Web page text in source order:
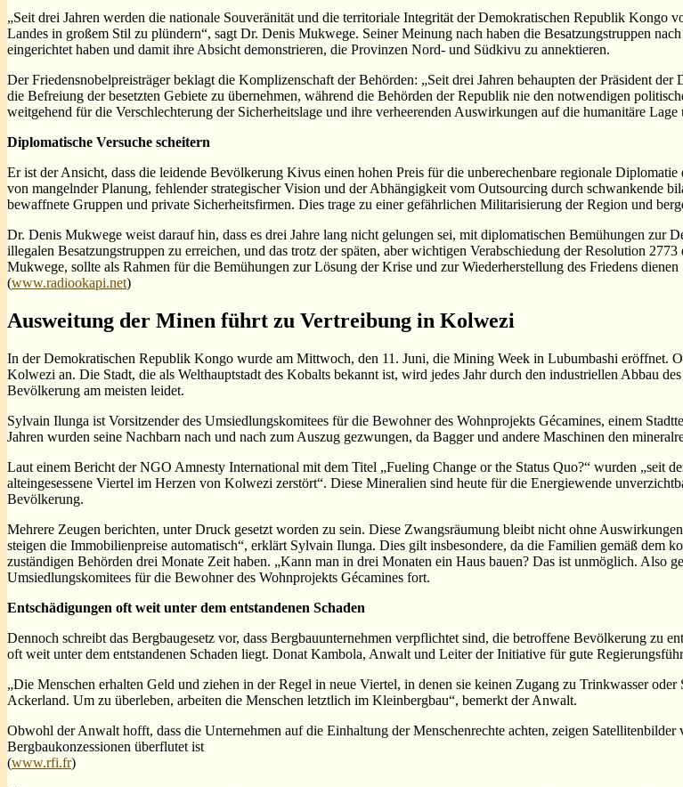
„Seit drei Jahren werden die nationale Souveränität und die territoriale Integrität der Demokratischen Republik Kongo
Landes in großem Stil zu plündern“, sagt Dr. Denis Mukwege. Seiner Meinung nach haben die Besatzungstruppen
eingerichtet haben und damit ihre Absicht demonstrieren, die Provinzen Nord- und Südkivu zu annektieren.
Der Friedensnobelpreisträger beklagt die Komplizenschaft der Behörden: „Seit drei Jahren behaupten der Präsident
die Befreiung der besetzten Gebiete zu übernehmen, während die Behörden der Republik nie den notwendigen
weitgehend für die Verschlechterung der Sicherheitslage und ihre verheerenden Auswirkungen auf die humanitäre
Diplomatische Versuche scheitern
Er ist der Ansicht, dass die leidende Bevölkerung Kivus einen hohen Preis für die unberechenbare regionale
von mangelnder Planung, fehlender strategischer Vision und der Abhängigkeit vom Outsourcing durch schwankende
bewaffnete Gruppen und private Sicherheitsfirmen. Dies trage zu einer gefährlichen Militarisierung der Region und
Dr. Denis Mukwege weist darauf hin, dass es drei Jahre lang nicht gelungen sei, mit diplomatischen Bemühungen zur
illegalen Besatzungstruppen zu erreichen, und das trotz der späten, aber wichtigen Verabschiedung der Resolution
Mukwege, sollte als Rahmen für die Bemühungen zur Lösung der Krise und zur Wiederherstellung des Friedens dienen
(www.radiookapi.net)
Ausweitung der Minen führt zu Vertreibung in Kolwezi
In der Demokratischen Republik Kongo wurde am Mittwoch, den 11. Juni, die Mining Week in Lubumbashi eröffnet.
Kolwezi an. Die Stadt, die als Welthauptstadt des Kobalts bekannt ist, wird jedes Jahr durch den industriellen Abbau
Bevölkerung am meisten leidet.
Sylvain Ilunga ist Vorsitzender des Umsiedlungskomitees für die Bewohner des Wohnprojekts Gécamines, einem
Jahren wurden seine Nachbarn nach und nach zum Auszug gezwungen, da Bagger und andere Maschinen den
Laut einem Bericht der NGO Amnesty International mit dem Titel „Fueling Change or the Status Quo?“ wurden „seit
alteingesessene Viertel im Herzen von Kolwezi zerstört“. Diese Mineralien sind heute für die Energiewende
Bevölkerung.
Mehrere Zeugen berichten, unter Druck gesetzt worden zu sein. Diese Zwangsräumung bleibt nicht ohne
steigen die Immobilienpreise automatisch“, erklärt Sylvain Ilunga. Dies gilt insbesondere, da die Familien gemäß dem
zuständigen Behörden drei Monate Zeit haben. „Kann man in drei Monaten ein Haus bauen? Das ist unmöglich. Also
Umsiedlungskomitees für die Bewohner des Wohnprojekts Gécamines fort.
Entschädigungen oft weit unter dem entstandenen Schaden
Dennoch schreibt das Bergbaugesetz vor, dass Bergbauunternehmen verpflichtet sind, die betroffene Bevölkerung zu
oft weit unter dem entstandenen Schaden liegt. Donat Kambola, Anwalt und Leiter der Initiative für gute
„Die Menschen erhalten Geld und ziehen in der Regel in neue Viertel, in denen sie keinen Zugang zu Trinkwasser
Ackerland. Um zu überleben, arbeiten die Menschen letztlich im Kleinbergbau“, bemerkt der Anwalt.
Obwohl der Anwalt hofft, dass die Unternehmen auf die Einhaltung der Menschenrechte achten, zeigen
Bergbaukonzessionen überflutet ist
(www.rfi.fr)